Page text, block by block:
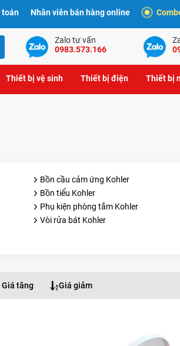
toán Nhân viên bán hàng online
Zalo tư vấn
0983.573.166
Thiết bị vệ sinh Thiết bị điện Thiết bị
Bồn cầu cảm ứng Kohler
Bồn tiểu Kohler
Phụ kiện phòng tắm Kohler
Vòi rửa bát Kohler
Giá tăng Giá giảm